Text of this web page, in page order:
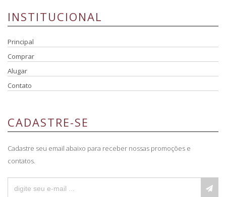
INSTITUCIONAL
Principal
Comprar
Alugar
Contato
CADASTRE-SE
Cadastre seu email abaixo para receber nossas promoções e
contatos.